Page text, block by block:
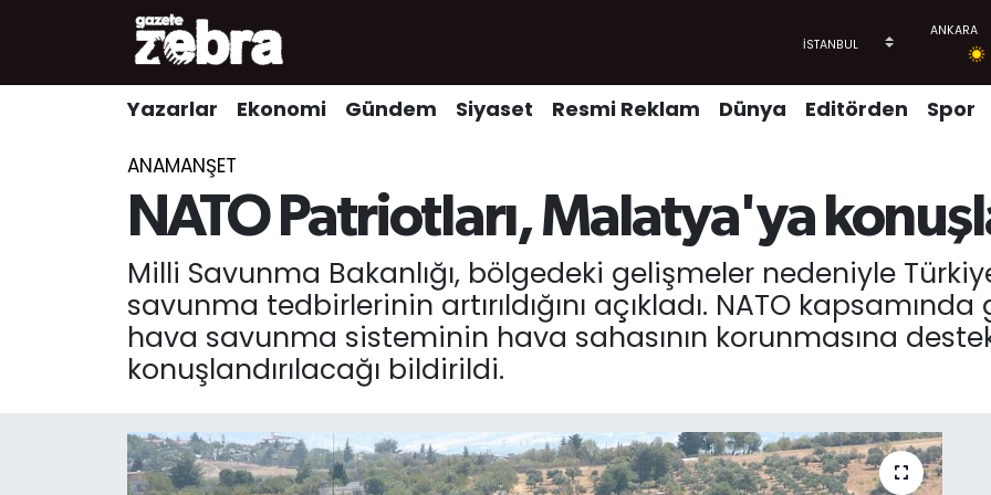
Yazarlar Ekonomi Gündem Siyaset Resmi Reklam Dünya Editörden Spor
ANAMANŞET
NATO Patriotları, Malatya'ya
Milli Savunma Bakanlığı, bölgedeki gelişmeler nedeniyle
savunma tedbirlerinin artırıldığını açıkladı. NATO
hava savunma sisteminin hava sahasının korunmasına
konuşlandırılacağı bildirildi.
Yazarlar
Kültür-Sanat
Nöbetçi Eczaneler
Trafik Durumu
Tüm Manşetler
Son Dakika Haberleri